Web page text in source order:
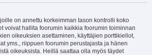
on annettu korkeimman tason kontrolli koko
voivat hallita foorumin kaikkia foorumin toiminnan
oikeuksien asettaminen, käyttäjien porttikiellot,
yms., riippuen foorumin perustajasta ja hänen
oikeuksista. Heillä saattaa olla myös täydet